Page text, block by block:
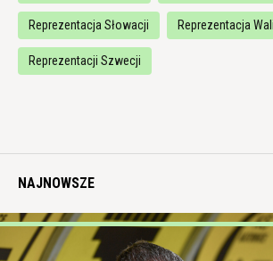
Reprezentacja Słowacji Reprezentacja
Reprezentacji Szwecji
NAJNOWSZE